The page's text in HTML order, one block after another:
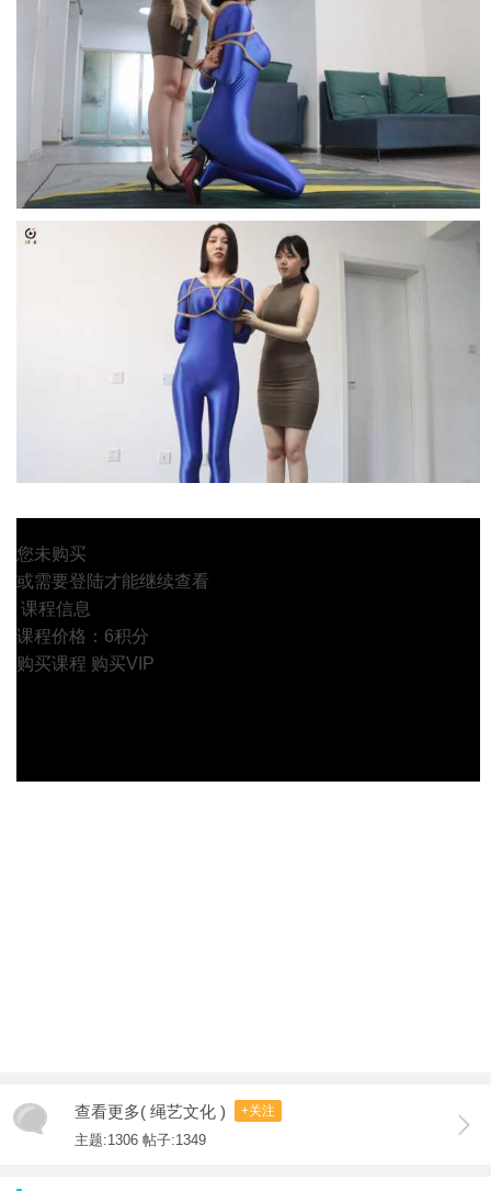
您未购买
或需要登陆才能继续查看
课程信息
课程价格：6积分
购买课程 购买VIP
查看更多( 绳艺文化 ) +关注
主题:1306 帖子:1349